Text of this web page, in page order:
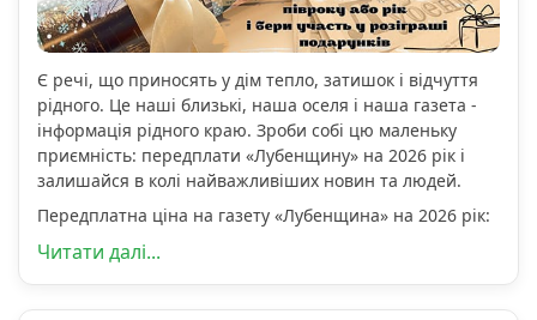
Є речі, що приносять у дім тепло, затишок і відчуття
рідного. Це наші близькі, наша оселя і наша газета -
інформація рідного краю. Зроби собі цю маленьку
приємність: передплати «Лубенщину» на 2026 рік і
залишайся в колі найважливіших новин та людей.
Передплатна ціна на газету «Лубенщина» на 2026 рік:
Читати далі...